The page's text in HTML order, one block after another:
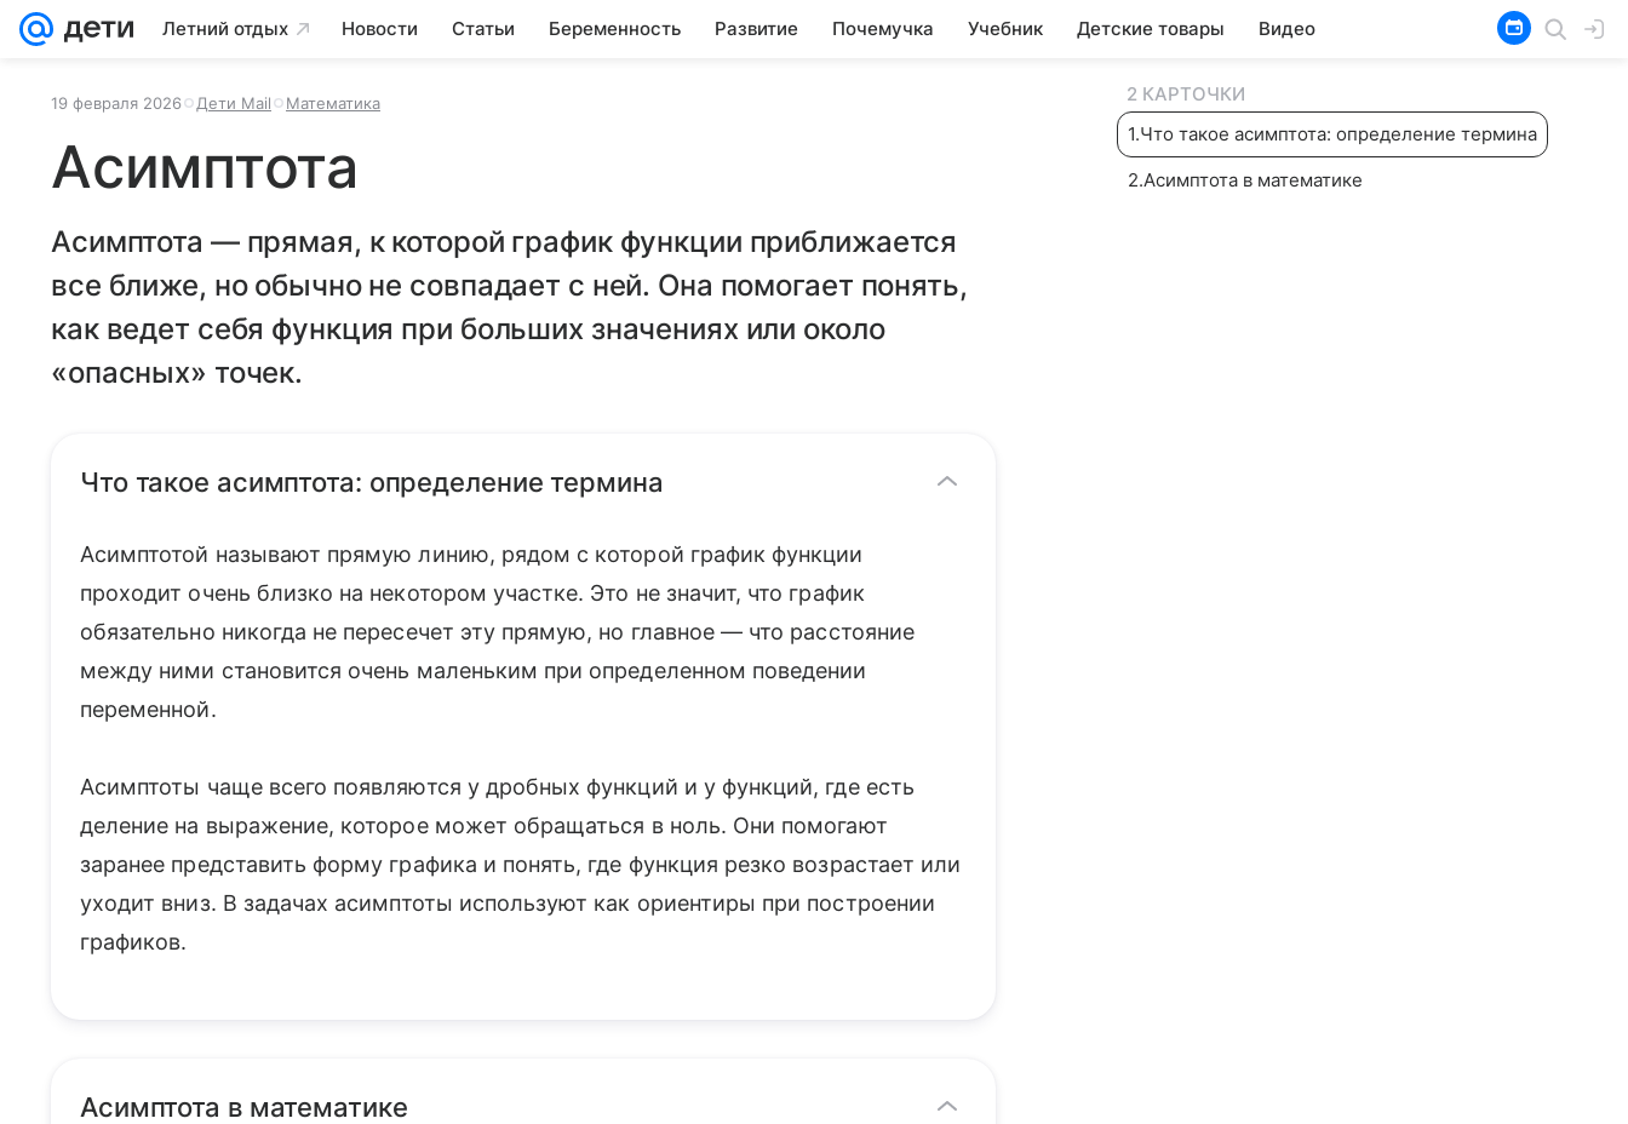
Летний отдых Новости Статьи Беременность Развитие Почемучка Учебник Детские товары Видео
19 февраля 2026 Дети Mail Математика
Асимптота
Асимптота — прямая, к которой график функции приближается
все ближе, но обычно не совпадает с ней. Она помогает понять,
как ведет себя функция при больших значениях или около
«опасных» точек.
Что такое асимптота: определение термина
Асимптотой называют прямую линию, рядом с которой график функции
проходит очень близко на некотором участке. Это не значит, что график
обязательно никогда не пересечет эту прямую, но главное — что расстояние
между ними становится очень маленьким при определенном поведении
переменной.
Асимптоты чаще всего появляются у дробных функций и у функций, где есть
деление на выражение, которое может обращаться в ноль. Они помогают
заранее представить форму графика и понять, где функция резко возрастает или
уходит вниз. В задачах асимптоты используют как ориентиры при построении
графиков.
Асимптота в математике
2 КАРТОЧКИ
1.Что такое асимптота: определение термина
2.Асимптота в математике